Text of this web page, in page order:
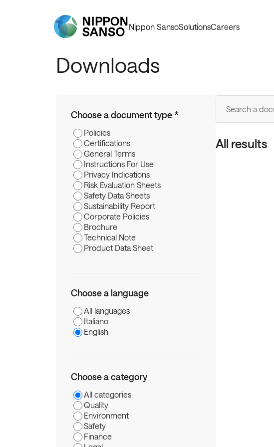
Nippon SansoSolutionsCareers
Downloads
Choose a document type *
Policies
Certifications
General Terms
Instructions For Use
Privacy Indications
Risk Evaluation Sheets
Safety Data Sheets
Sustainability Report
Corporate Policies
Brochure
Technical Note
Product Data Sheet
Choose a language
All languages
Italiano
English
Choose a category
All categories
Quality
Environment
Safety
Finance
Search a
All results